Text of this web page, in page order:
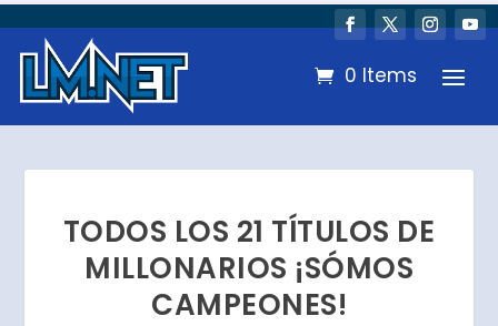
0 Items
TODOS LOS 21 TÍTULOS DE
MILLONARIOS ¡SÓMOS
CAMPEONES!